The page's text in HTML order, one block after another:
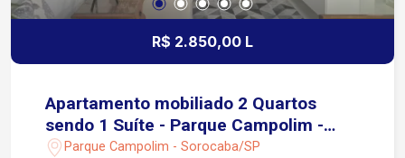
R$ 2.850,00 L
Apartamento mobiliado 2 Quartos
sendo 1 Suíte - Parque Campolim -
Sorocaba/SP
Parque Campolim - Sorocaba/SP